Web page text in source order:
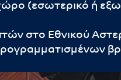
(εσωτερικό ή
στο Εθνικού